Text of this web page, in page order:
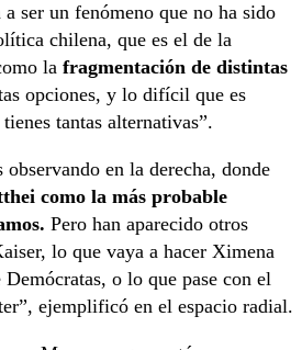
ser un fenómeno que no ha sido
chilena, que es el de la
la fragmentación de distintas
opciones, y lo difícil que es
tantas alternativas”.
observando en la derecha, donde
como la más probable
Pero han aparecido otros
lo que vaya a hacer Ximena
o lo que pase con el
ejemplificó en el espacio radial.